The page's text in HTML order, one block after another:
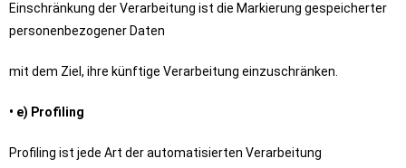
Einschränkung der Verarbeitung ist die Markierung gespeicherter
personenbezogener Daten
mit dem Ziel, ihre künftige Verarbeitung einzuschränken.
• e) Profiling
Profiling ist jede Art der automatisierten Verarbeitung